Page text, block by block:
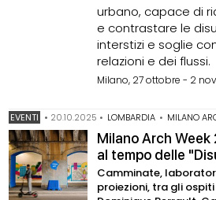
urbano, capace di
e contrastare le
interstizi e soglie
relazioni e dei flussi.
Milano, 27 ottobre - 2
EVENTI • 20.10.2025 • LOMBARDIA • MILANO
Milano Arch
al tempo delle
Camminate,
proiezioni, tra gli